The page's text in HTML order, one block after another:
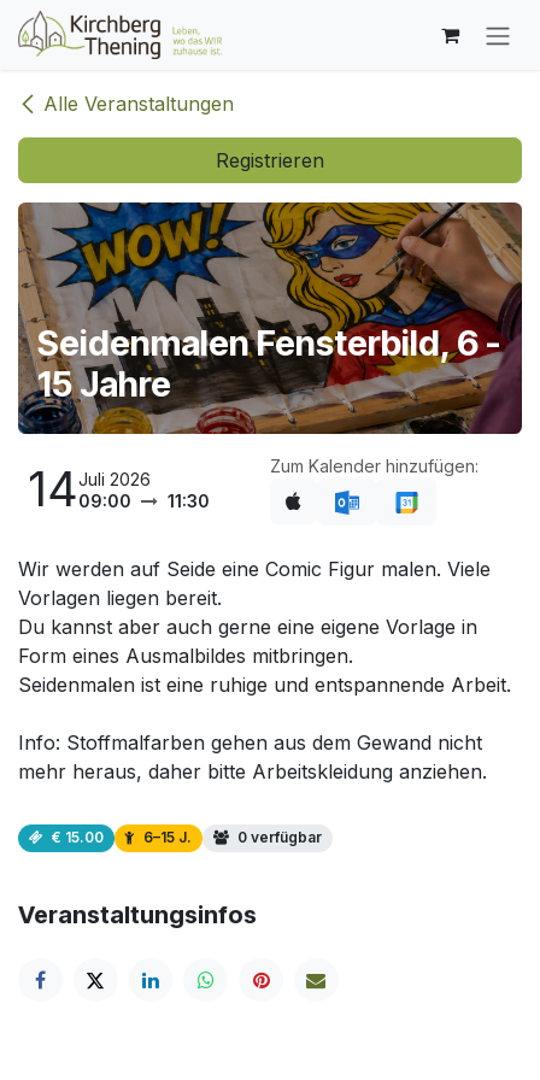
Zum Inhalt springen
Alle Veranstaltungen
Registrieren
Seidenmalen Fensterbild, 6 -
15 Jahre
14Juli 2026
09:00
11:30
Zum Kalender hinzufügen:
Wir werden auf Seide eine Comic Figur malen. Viele
Vorlagen liegen bereit.
Du kannst aber auch gerne eine eigene Vorlage in
Form eines Ausmalbildes mitbringen.
Seidenmalen ist eine ruhige und entspannende Arbeit.
Info: Stoffmalfarben gehen aus dem Gewand nicht
mehr heraus, daher bitte Arbeitskleidung anziehen.
€ 15.00 6–15 J. 0 verfügbar
Veranstaltungsinfos